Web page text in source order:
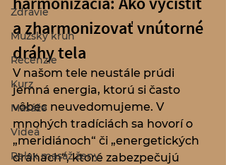
Zdravie
Mužský kruh
Recenzie
Kurz
Masáže
Videá
Relax masáž ženy
a zharmonizovať vnútorné
dráhy tela
V našom tele neustále prúdi
jemná energia, ktorú si často
vôbec neuvedomujeme. V
mnohých tradíciách sa hovorí o
„meridiánoch“ či „energetických
dráhach“, ktoré zabezpečujú